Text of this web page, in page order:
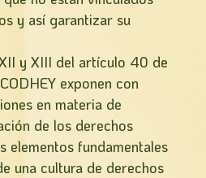
y así garantizar su
y XIII del artículo 40 de
exponen con
en materia de
de los derechos
elementos fundamentales
una cultura de derechos